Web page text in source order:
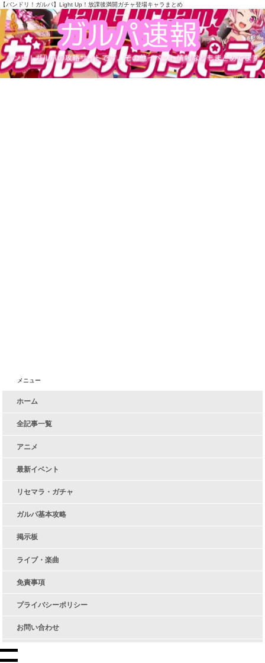
【バンドリ！ガルパ】Light Up！放課後満開ガチャ登場キャラまとめ
メニュー
ホーム
全記事一覧
アニメ
最新イベント
リセマラ・ガチャ
ガルパ基本攻略
掲示板
ライブ・楽曲
免責事項
プライバシーポリシー
お問い合わせ